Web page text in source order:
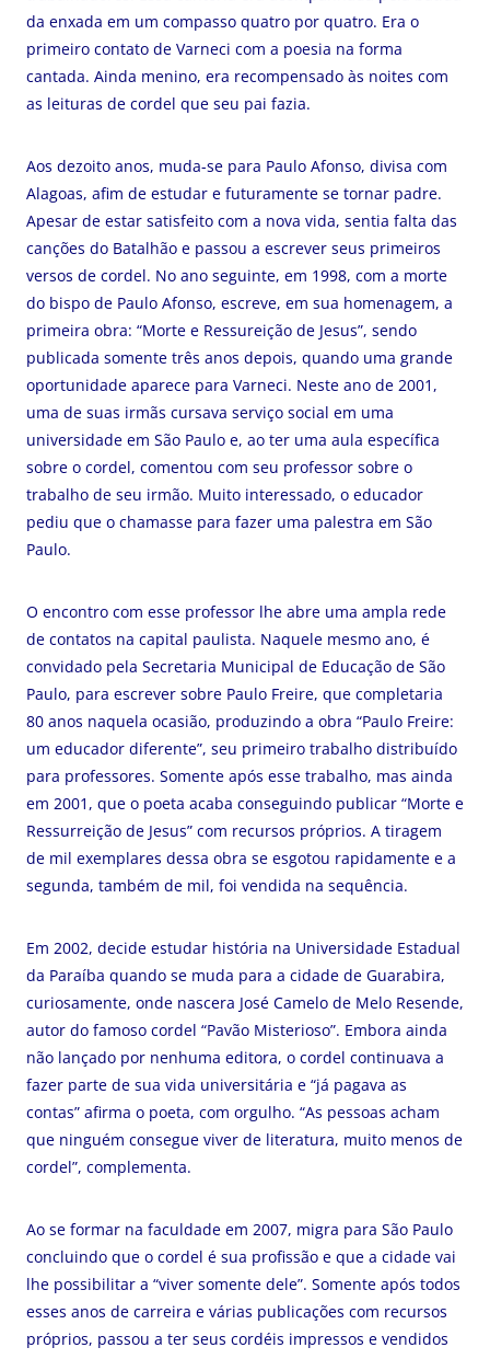
da enxada em um compasso quatro por quatro. Era o
primeiro contato de Varneci com a poesia na forma
cantada. Ainda menino, era recompensado às noites com
as leituras de cordel que seu pai fazia.
Aos dezoito anos, muda-se para Paulo Afonso, divisa com
Alagoas, afim de estudar e futuramente se tornar padre.
Apesar de estar satisfeito com a nova vida, sentia falta das
canções do Batalhão e passou a escrever seus primeiros
versos de cordel. No ano seguinte, em 1998, com a morte
do bispo de Paulo Afonso, escreve, em sua homenagem, a
primeira obra: “Morte e Ressureição de Jesus”, sendo
publicada somente três anos depois, quando uma grande
oportunidade aparece para Varneci. Neste ano de 2001,
uma de suas irmãs cursava serviço social em uma
universidade em São Paulo e, ao ter uma aula específica
sobre o cordel, comentou com seu professor sobre o
trabalho de seu irmão. Muito interessado, o educador
pediu que o chamasse para fazer uma palestra em São
Paulo.
O encontro com esse professor lhe abre uma ampla rede
de contatos na capital paulista. Naquele mesmo ano, é
convidado pela Secretaria Municipal de Educação de São
Paulo, para escrever sobre Paulo Freire, que completaria
80 anos naquela ocasião, produzindo a obra “Paulo Freire:
um educador diferente”, seu primeiro trabalho distribuído
para professores. Somente após esse trabalho, mas ainda
em 2001, que o poeta acaba conseguindo publicar “Morte e
Ressurreição de Jesus” com recursos próprios. A tiragem
de mil exemplares dessa obra se esgotou rapidamente e a
segunda, também de mil, foi vendida na sequência.
Em 2002, decide estudar história na Universidade Estadual
da Paraíba quando se muda para a cidade de Guarabira,
curiosamente, onde nascera José Camelo de Melo Resende,
autor do famoso cordel “Pavão Misterioso”. Embora ainda
não lançado por nenhuma editora, o cordel continuava a
fazer parte de sua vida universitária e “já pagava as
contas” afirma o poeta, com orgulho. “As pessoas acham
que ninguém consegue viver de literatura, muito menos de
cordel”, complementa.
Ao se formar na faculdade em 2007, migra para São Paulo
concluindo que o cordel é sua profissão e que a cidade vai
lhe possibilitar a “viver somente dele”. Somente após todos
esses anos de carreira e várias publicações com recursos
próprios, passou a ter seus cordéis impressos e vendidos